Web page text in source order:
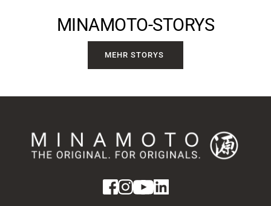
MINAMOTO-STORYS
MEHR STORYS